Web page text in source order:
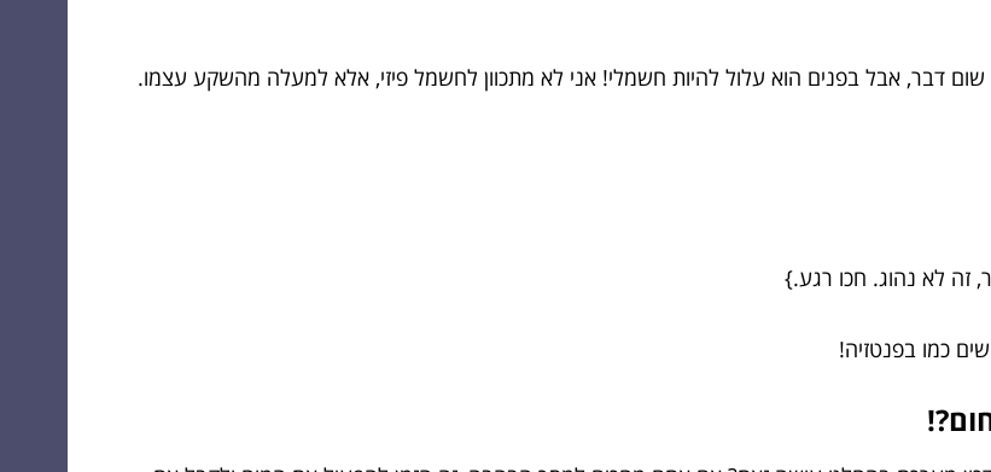
דבר, אבל בפנים הוא עלול להיות חשמלי! אני לא מתכוון לחשמל פיזי, אלא למעלה מהשקע עצמו.
זה לא נהוג. חכו רגע.}
כמו בפנטזיה!